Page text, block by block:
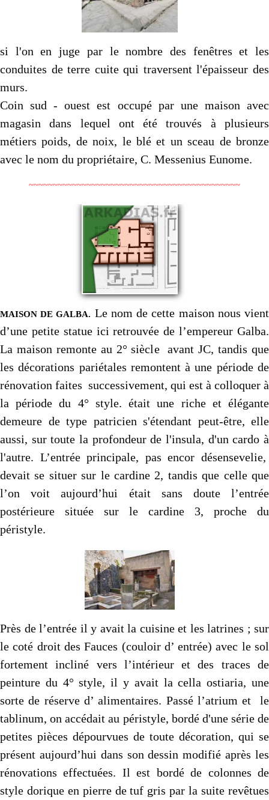
si l'on en juge par le nombre des fenêtres et les
conduites de terre cuite qui traversent l'épaisseur des
murs.
Coin sud - ouest est occupé par une maison avec
magasin dans lequel ont été trouvés à plusieurs
métiers poids, de noix, le blé et un sceau de bronze
avec le nom du propriétaire, C. Messenius Eunome.
~~~~~~~~~~~~~~~~~~~~~~~~~~~~~~~~~~~~~~~~~~~~
MAISON DE GALBA. Le nom de cette maison nous vient
d’une petite statue ici retrouvée de l’empereur Galba.
La maison remonte au 2° siècle avant JC, tandis que
les décorations pariétales remontent à une période de
rénovation faites successivement, qui est à colloquer à
la période du 4° style. était une riche et élégante
demeure de type patricien s'étendant peut-être, elle
aussi, sur toute la profondeur de l'insula, d'un cardo à
l'autre. L’entrée principale, pas encor désensevelie,
devait se situer sur le cardine 2, tandis que celle que
l’on voit aujourd’hui était sans doute l’entrée
postérieure située sur le cardine 3, proche du
péristyle.
Près de l’entrée il y avait la cuisine et les latrines ; sur
le coté droit des Fauces (couloir d’ entrée) avec le sol
fortement incliné vers l’intérieur et des traces de
peinture du 4° style, il y avait la cella ostiaria, une
sorte de réserve d’ alimentaires. Passé l’atrium et le
tablinum, on accédait au péristyle, bordé d'une série de
petites pièces dépourvues de toute décoration, qui se
présent aujourd’hui dans son dessin modifié après les
rénovations effectuées. Il est bordé de colonnes de
style dorique en pierre de tuf gris par la suite revêtues